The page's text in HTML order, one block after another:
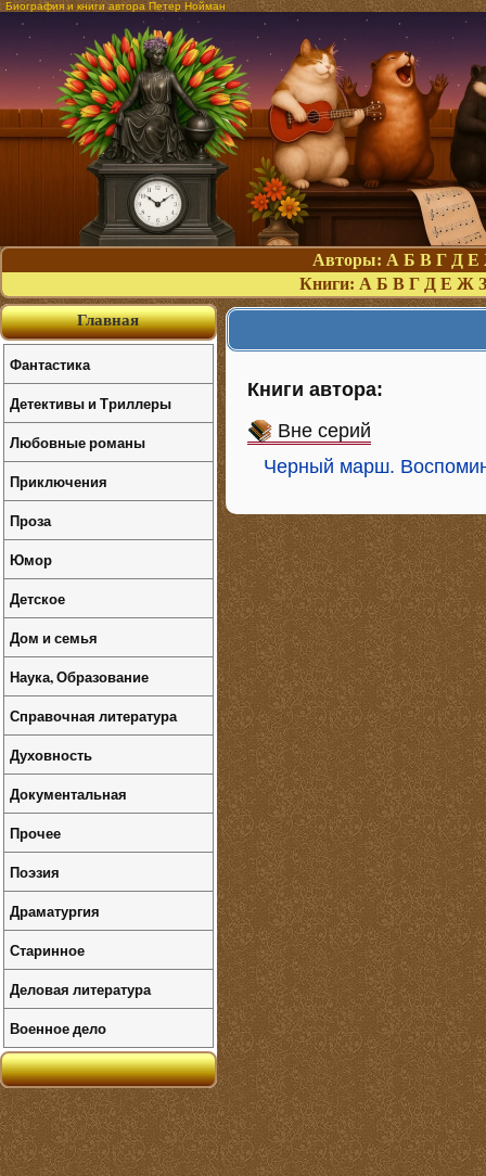
Биография и книги автора Петер Нойман
Авторы: А Б В Г Д Е
Книги: А Б В Г Д Е Ж З
Книги автора:
Вне серий
Черный марш.
Главная
Фантастика
Детективы и Триллеры
Любовные романы
Приключения
Проза
Юмор
Детское
Дом и семья
Наука, Образование
Справочная литература
Духовность
Документальная
Прочее
Поэзия
Драматургия
Старинное
Деловая литература
Военное дело